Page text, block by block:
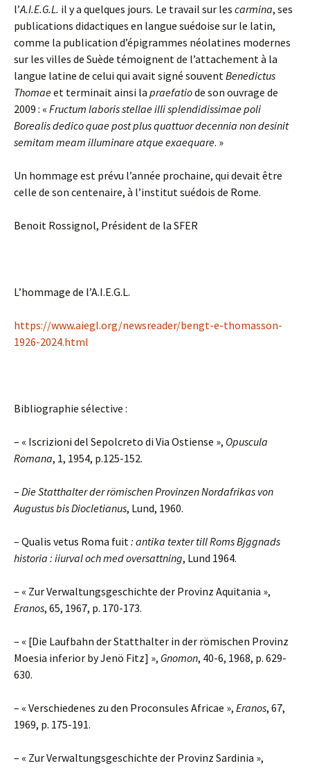
l’A.I.E.G.L. il y a quelques jours. Le travail sur les carmina, ses
publications didactiques en langue suédoise sur le latin,
comme la publication d’épigrammes néolatines modernes
sur les villes de Suède témoignent de l’attachement à la
langue latine de celui qui avait signé souventBenedictus
Thomaeet terminait ainsi la praefatiode son ouvrage de
2009 : « Fructum laboris stellae illi splendidissimae poli
Borealis dedico quae post plus quattuor decennia non desinit
semitam meam illuminare atque exaequare. »
Un hommage est prévu l’année prochaine, qui devait être
celle de son centenaire, à l’institut suédois de Rome.
Benoit Rossignol, Président de la SFER
L’hommage de l’A.I.E.G.L.
https://www.aiegl.org/newsreader/bengt-e-thomasson-
1926-2024.html
Bibliographie sélective :
– « Iscrizioni del Sepolcreto di Via Ostiense », Opuscula
Romana, 1, 1954, p.125-152.
– Die Statthalter der römischen Provinzen Nordafrikas von
Augustus bis Diocletianus, Lund, 1960.
– Qualis vetus Roma fuit: antika texter till Roms Bjggnads
historia : iiurval och med oversattning, Lund 1964.
– « Zur Verwaltungsgeschichte der Provinz Aquitania »,
Eranos, 65, 1967, p. 170-173.
– « [Die Laufbahn der Statthalter in der römischen Provinz
Moesia inferior by Jenö Fitz] », Gnomon, 40-6, 1968, p. 629-
630.
– « Verschiedenes zu den Proconsules Africae », Eranos, 67,
1969, p. 175-191.
– « Zur Verwaltungsgeschichte der Provinz Sardinia »,